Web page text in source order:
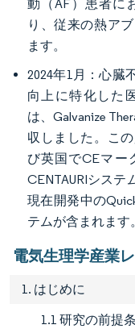
動（AF）患者に
り、従来の熱ア
ます。
2024年1月：心臓
向上に特化した
は、Galvanize
収しました。こ
び英国でCEマー
CENTAURIシス
現在開発中の
テムが含まれます。
電気生理学産業
1. はじめに
1.1 研究の前提